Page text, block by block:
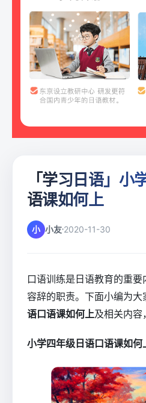
「学习日语」小
语课如何上
小 小友 2020-11-30
口语训练是日语教育的重
容辞的职责。下面小编为大
语口语课如何上及相关内容
小学四年级日语口语课如何